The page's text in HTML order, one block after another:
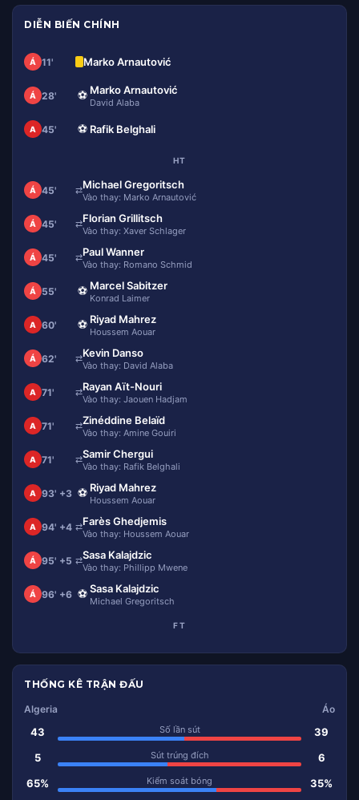
DIỄN BIẾN CHÍNH
Á 11' Marko Arnautović
Á 28' ⚽ Marko Arnautović
David Alaba
A 45' ⚽ Rafik Belghali
HT
Á 45' ⇄Michael Gregoritsch
Vào thay: Marko Arnautović
Á 45' ⇄Florian Grillitsch
Vào thay: Xaver Schlager
Á 45' ⇄Paul Wanner
Vào thay: Romano Schmid
Á 55' ⚽ Marcel Sabitzer
Konrad Laimer
A 60' ⚽ Riyad Mahrez
Houssem Aouar
Á 62' ⇄Kevin Danso
Vào thay: David Alaba
A 71' ⇄Rayan Aït-Nouri
Vào thay: Jaouen Hadjam
A 71' ⇄Zinéddine Belaïd
Vào thay: Amine Gouiri
A 71' ⇄Samir Chergui
Vào thay: Rafik Belghali
A 93' +3 ⚽ Riyad Mahrez
Houssem Aouar
A 94' +4 ⇄Farès Ghedjemis
Vào thay: Houssem Aouar
Á 95' +5 ⇄Sasa Kalajdzic
Vào thay: Phillipp Mwene
Á 96' +6 ⚽Sasa Kalajdzic
Michael Gregoritsch
FT
THỐNG KÊ TRẬN ĐẤU
Algeria Áo
43 Số lần sút
39
5
Sút trúng đích
6
65%
Kiểm soát bóng
35%